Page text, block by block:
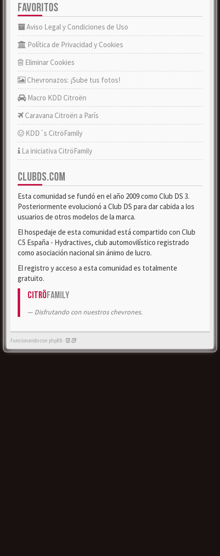
FAVORITOS
Aviso Legal y Condiciones de Uso
Política de Privacidad y Cookies
Eliminar Cookies
Chevronazos: ¡Sube tus fotos!
Macro KDD Citroën
Caravana Citroën a París
KDD´s CitröFamily
La iniciativa CitröFamily
CLUBDS.COM
Esta comunidad se fundó en el año 2009 como Club DS 3.
Posteriormente evolucionó a Club DS para dar cabida a los
usuarios de otros modelos de la marca.
El hospedaje de esta comunidad está compartido con Club
C5 España - Hydractives, club automovilístico registrado
como asociación nacional sin ánimo de lucro.
El registro y acceso a esta comunidad es totalmente
gratuito.
CitröFamily
Disfrutando con nuestros chevrones.
Funcionando con phpBB -